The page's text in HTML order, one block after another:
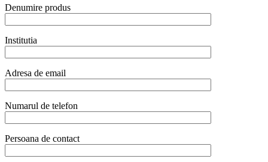
quantity
Denumire produs
Institutia
Adresa de email
Numarul de telefon
Persoana de contact